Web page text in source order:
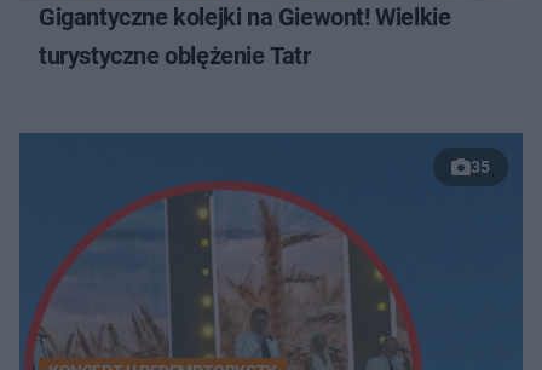
Gigantyczne kolejki na Giewont! Wielkie
turystyczne oblężenie Tatr
35